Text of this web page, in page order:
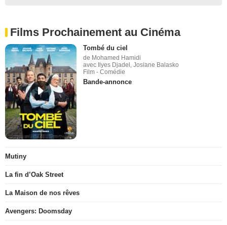
Films Prochainement au Cinéma
Tombé du ciel
de Mohamed Hamidi
avec Ilyes Djadel, Josiane Balasko
Film - Comédie
Bande-annonce
Mutiny
La fin d’Oak Street
La Maison de nos rêves
Avengers: Doomsday